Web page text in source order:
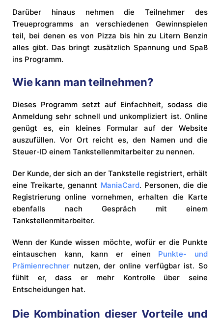
Darüber hinaus nehmen die Teilnehmer des
Treueprogramms an verschiedenen Gewinnspielen
teil, bei denen es von Pizza bis hin zu Litern Benzin
alles gibt. Das bringt zusätzlich Spannung und Spaß
ins Programm.
Wie kann man teilnehmen?
Dieses Programm setzt auf Einfachheit, sodass die
Anmeldung sehr schnell und unkompliziert ist. Online
genügt es, ein kleines Formular auf der Website
auszufüllen. Vor Ort reicht es, den Namen und die
Steuer-ID einem Tankstellenmitarbeiter zu nennen.
Der Kunde, der sich an der Tankstelle registriert, erhält
eine Treikarte, genannt ManiaCard. Personen, die die
Registrierung online vornehmen, erhalten die Karte
ebenfalls nach Gespräch mit einem
Tankstellenmitarbeiter.
Wenn der Kunde wissen möchte, wofür er die Punkte
eintauschen kann, kann er einen Punkte- und
Prämienrechner nutzen, der online verfügbar ist. So
fühlt er, dass er mehr Kontrolle über seine
Entscheidungen hat.
Die Kombination dieser Vorteile und